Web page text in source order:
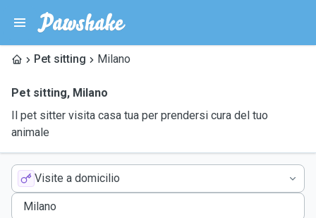
Pet sitting Milano
Pet sitting, Milano
Il pet sitter visita casa tua per prendersi cura del tuo
animale
Visite a domicilio